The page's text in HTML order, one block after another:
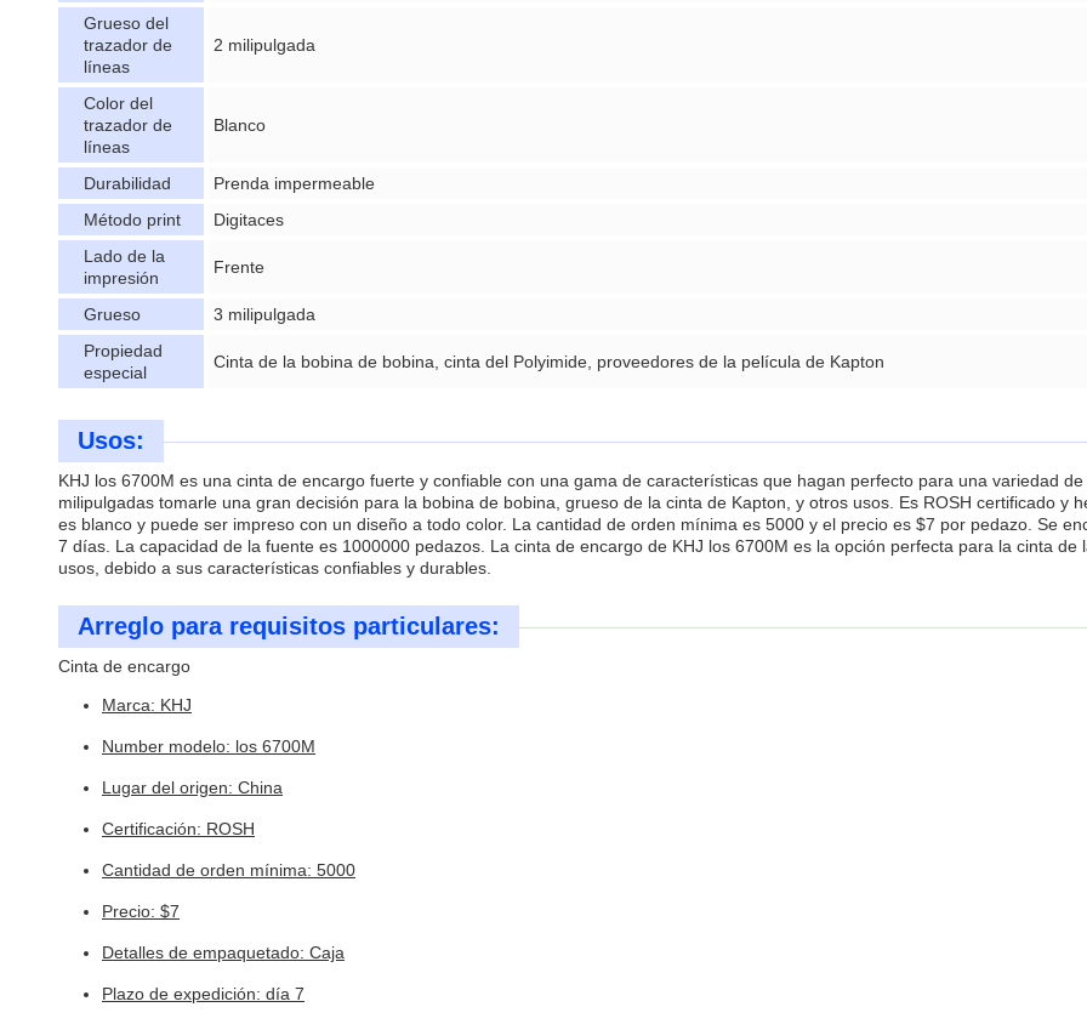
Grueso del
trazador de
líneas
2 milipulgada
Color del
trazador de
líneas
Blanco
Durabilidad
Prenda impermeable
Método print
Digitaces
Lado de la
impresión
Frente
Grueso
3 milipulgada
Propiedad
especial
Cinta de la bobina de bobina, cinta del Polyimide, proveedores de la película de Kapton
Usos:
KHJ los 6700M es una cinta de encargo fuerte y confiable con una gama de características que hagan perfecto para una variedad
milipulgadas tomarle una gran decisión para la bobina de bobina, grueso de la cinta de Kapton, y otros usos. Es ROSH certificado y
es blanco y puede ser impreso con un diseño a todo color. La cantidad de orden mínima es 5000 y el precio es $7 por pedazo. Se
7 días. La capacidad de la fuente es 1000000 pedazos. La cinta de encargo de KHJ los 6700M es la opción perfecta para la cinta
usos, debido a sus características confiables y durables.
Arreglo para requisitos particulares:
Cinta de encargo
Marca: KHJ
Number modelo: los 6700M
Lugar del origen: China
Certificación: ROSH
Cantidad de orden mínima: 5000
Precio: $7
Detalles de empaquetado: Caja
Plazo de expedición: día 7